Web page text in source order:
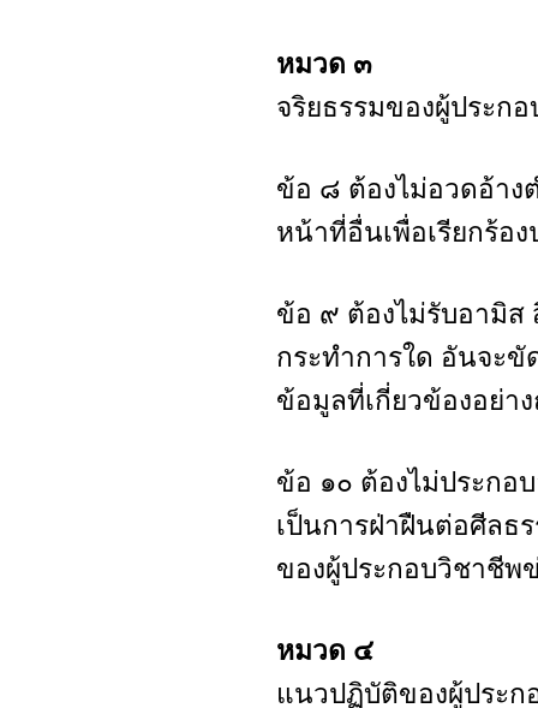
หมวด ๓
จริยธรรมของผู้ประก
ข้อ ๘ ต้องไม่อวดอ้า
หน้าที่อื่นเพื่อเรียกร้อ
ข้อ ๙ ต้องไม่รับอามิส
กระทำการใด อันจะ
ข้อมูลที่เกี่ยวข้องอย่า
ข้อ ๑๐ ต้องไม่ประกอ
เป็นการฝ่าฝืนต่อศีลธ
ของผู้ประกอบวิชาชีพ
หมวด ๔
แนวปฏิบัติของผู้ประ